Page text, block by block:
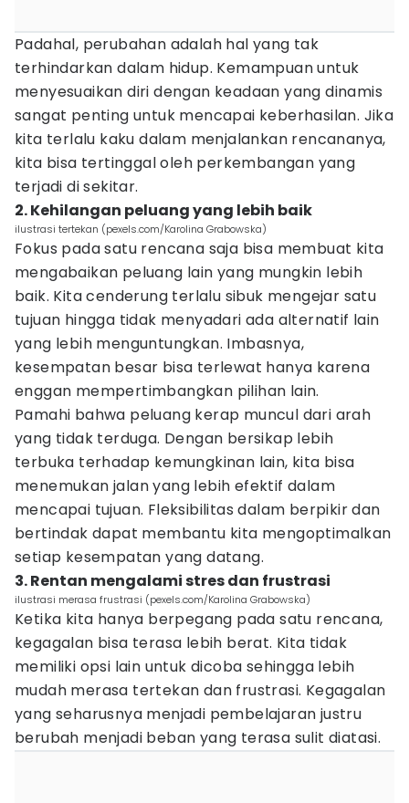
Padahal, perubahan adalah hal yang tak
terhindarkan dalam hidup. Kemampuan untuk
menyesuaikan diri dengan keadaan yang dinamis
sangat penting untuk mencapai keberhasilan. Jika
kita terlalu kaku dalam menjalankan rencananya,
kita bisa tertinggal oleh perkembangan yang
terjadi di sekitar.
2. Kehilangan peluang yang lebih baik
ilustrasi tertekan (pexels.com/Karolina Grabowska)
Fokus pada satu rencana saja bisa membuat kita
mengabaikan peluang lain yang mungkin lebih
baik. Kita cenderung terlalu sibuk mengejar satu
tujuan hingga tidak menyadari ada alternatif lain
yang lebih menguntungkan. Imbasnya,
kesempatan besar bisa terlewat hanya karena
enggan mempertimbangkan pilihan lain.
Pamahi bahwa peluang kerap muncul dari arah
yang tidak terduga. Dengan bersikap lebih
terbuka terhadap kemungkinan lain, kita bisa
menemukan jalan yang lebih efektif dalam
mencapai tujuan. Fleksibilitas dalam berpikir dan
bertindak dapat membantu kita mengoptimalkan
setiap kesempatan yang datang.
3. Rentan mengalami stres dan frustrasi
ilustrasi merasa frustrasi (pexels.com/Karolina Grabowska)
Ketika kita hanya berpegang pada satu rencana,
kegagalan bisa terasa lebih berat. Kita tidak
memiliki opsi lain untuk dicoba sehingga lebih
mudah merasa tertekan dan frustrasi. Kegagalan
yang seharusnya menjadi pembelajaran justru
berubah menjadi beban yang terasa sulit diatasi.